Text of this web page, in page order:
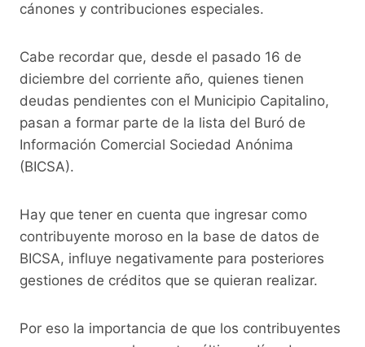
cánones y contribuciones especiales.
Cabe recordar que, desde el pasado 16 de
diciembre del corriente año, quienes tienen
deudas pendientes con el Municipio Capitalino,
pasan a formar parte de la lista del Buró de
Información Comercial Sociedad Anónima
(BICSA).
Hay que tener en cuenta que ingresar como
contribuyente moroso en la base de datos de
BICSA, influye negativamente para posteriores
gestiones de créditos que se quieran realizar.
Por eso la importancia de que los contribuyentes